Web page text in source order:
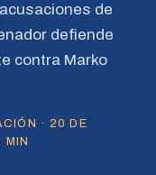
de
defiende
contra Marko
· 20 DE
MIN